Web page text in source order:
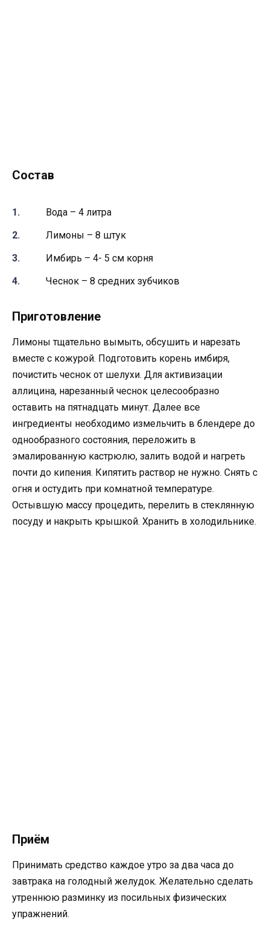
Состав
Вода – 4 литра
Лимоны – 8 штук
Имбирь – 4- 5 см корня
Чеснок – 8 средних зубчиков
Приготовление
Лимоны тщательно вымыть, обсушить и нарезать
вместе с кожурой. Подготовить корень имбиря,
почистить чеснок от шелухи. Для активизации
аллицина, нарезанный чеснок целесообразно
оставить на пятнадцать минут. Далее все
ингредиенты необходимо измельчить в блендере до
однообразного состояния, переложить в
эмалированную кастрюлю, залить водой и нагреть
почти до кипения. Кипятить раствор не нужно. Снять с
огня и остудить при комнатной температуре.
Остывшую массу процедить, перелить в стеклянную
посуду и накрыть крышкой. Хранить в холодильнике.
Приём
Принимать средство каждое утро за два часа до
завтрака на голодный желудок. Желательно сделать
утреннюю разминку из посильных физических
упражнений.